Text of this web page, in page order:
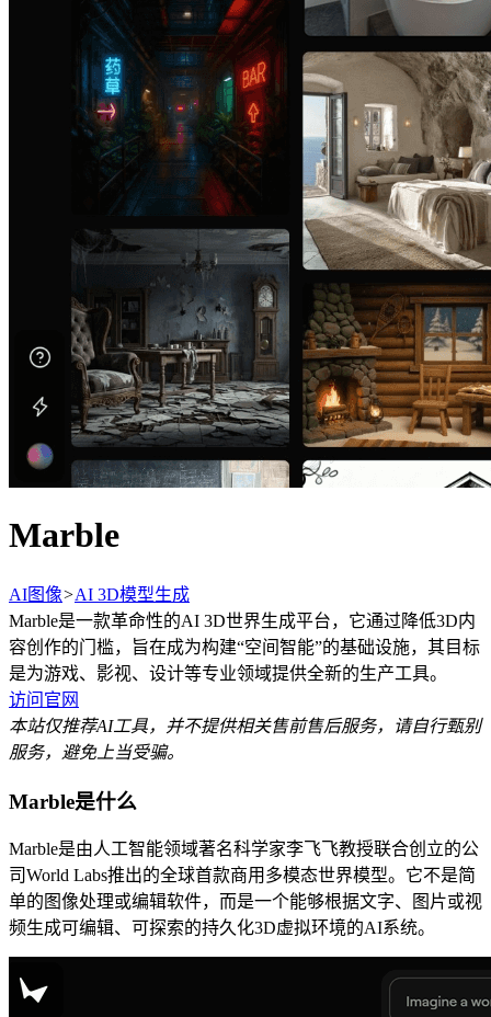
Marble
AI图像>AI 3D模型生成
Marble是一款革命性的AI 3D世界生成平台，它通过降低3D内
容创作的门槛，旨在成为构建“空间智能”的基础设施，其目标
是为游戏、影视、设计等专业领域提供全新的生产工具。
访问官网
本站仅推荐AI工具，并不提供相关售前售后服务，请自行甄别
服务，避免上当受骗。
Marble是什么
Marble是由人工智能领域著名科学家李飞飞教授联合创立的公
司World Labs推出的全球首款商用多模态世界模型。它不是简
单的图像处理或编辑软件，而是一个能够根据文字、图片或视
频生成可编辑、可探索的持久化3D虚拟环境的AI系统。